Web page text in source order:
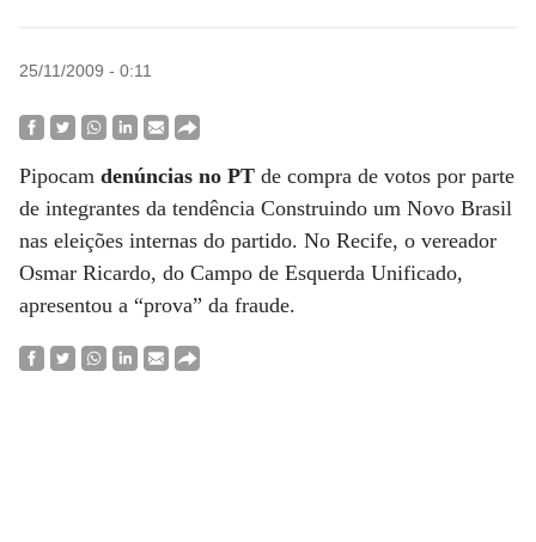
25/11/2009 - 0:11
Pipocam denúncias no PT de compra de votos por parte
de integrantes da tendência Construindo um Novo Brasil
nas eleições internas do partido. No Recife, o vereador
Osmar Ricardo, do Campo de Esquerda Unificado,
apresentou a “prova” da fraude.